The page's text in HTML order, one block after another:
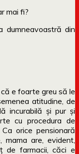
mai fi?
dumneavoastră din
e foarte greu să le
atitudine, de
incurabilă și pur și
cu procedura de
orice pensionară
mama are, evident,
de farmacii, căci e